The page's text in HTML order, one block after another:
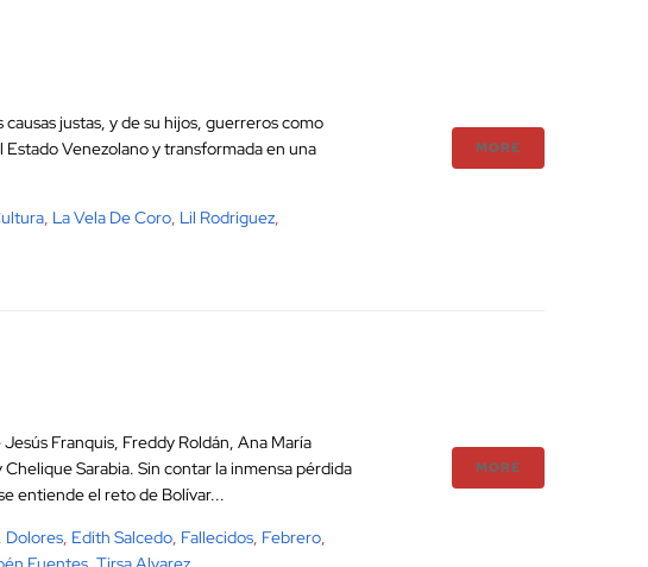
justas, y de su hijos, guerreros como
Venezolano y transformada en una
, La Vela De Coro, Lil Rodriguez,
MORE
Franquis, Freddy Roldán, Ana María
Sarabia. Sin contar la inmensa pérdida
entiende el reto de Bolívar...
Dolores, Edith Salcedo, Fallecidos, Febrero,
MORE